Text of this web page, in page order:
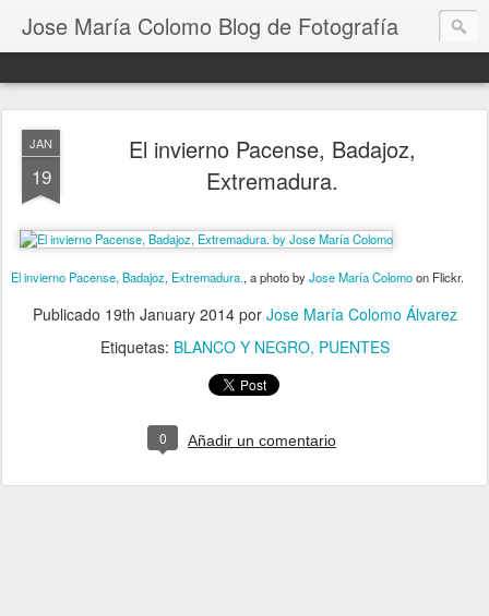
Jose María Colomo Blog de Fotografía
JAN
19
El invierno Pacense, Badajoz,
Extremadura.
El invierno Pacense, Badajoz, Extremadura., a photo byJose María Colomoon Flickr.
Publicado 19th January 2014por Jose María Colomo Álvarez
Etiquetas: BLANCO Y NEGRO PUENTES
0 Añadir un comentario